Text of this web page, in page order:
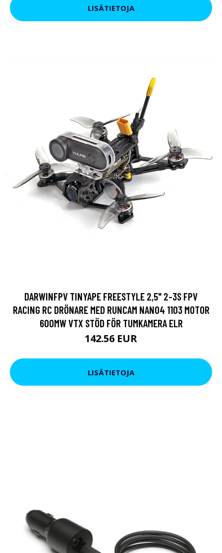
LISÄTIETOJA
DARWINFPV TINYAPE FREESTYLE 2,5" 2-3S FPV
RACING RC DRÖNARE MED RUNCAM NANO4 1103 MOTOR
600MW VTX STÖD FÖR TUMKAMERA ELR
142.56 EUR
LISÄTIETOJA